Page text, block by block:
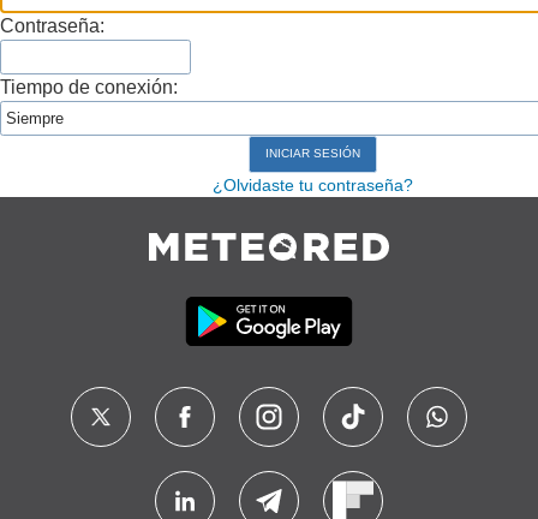
Contraseña:
Tiempo de conexión:
¿Olvidaste tu contraseña?